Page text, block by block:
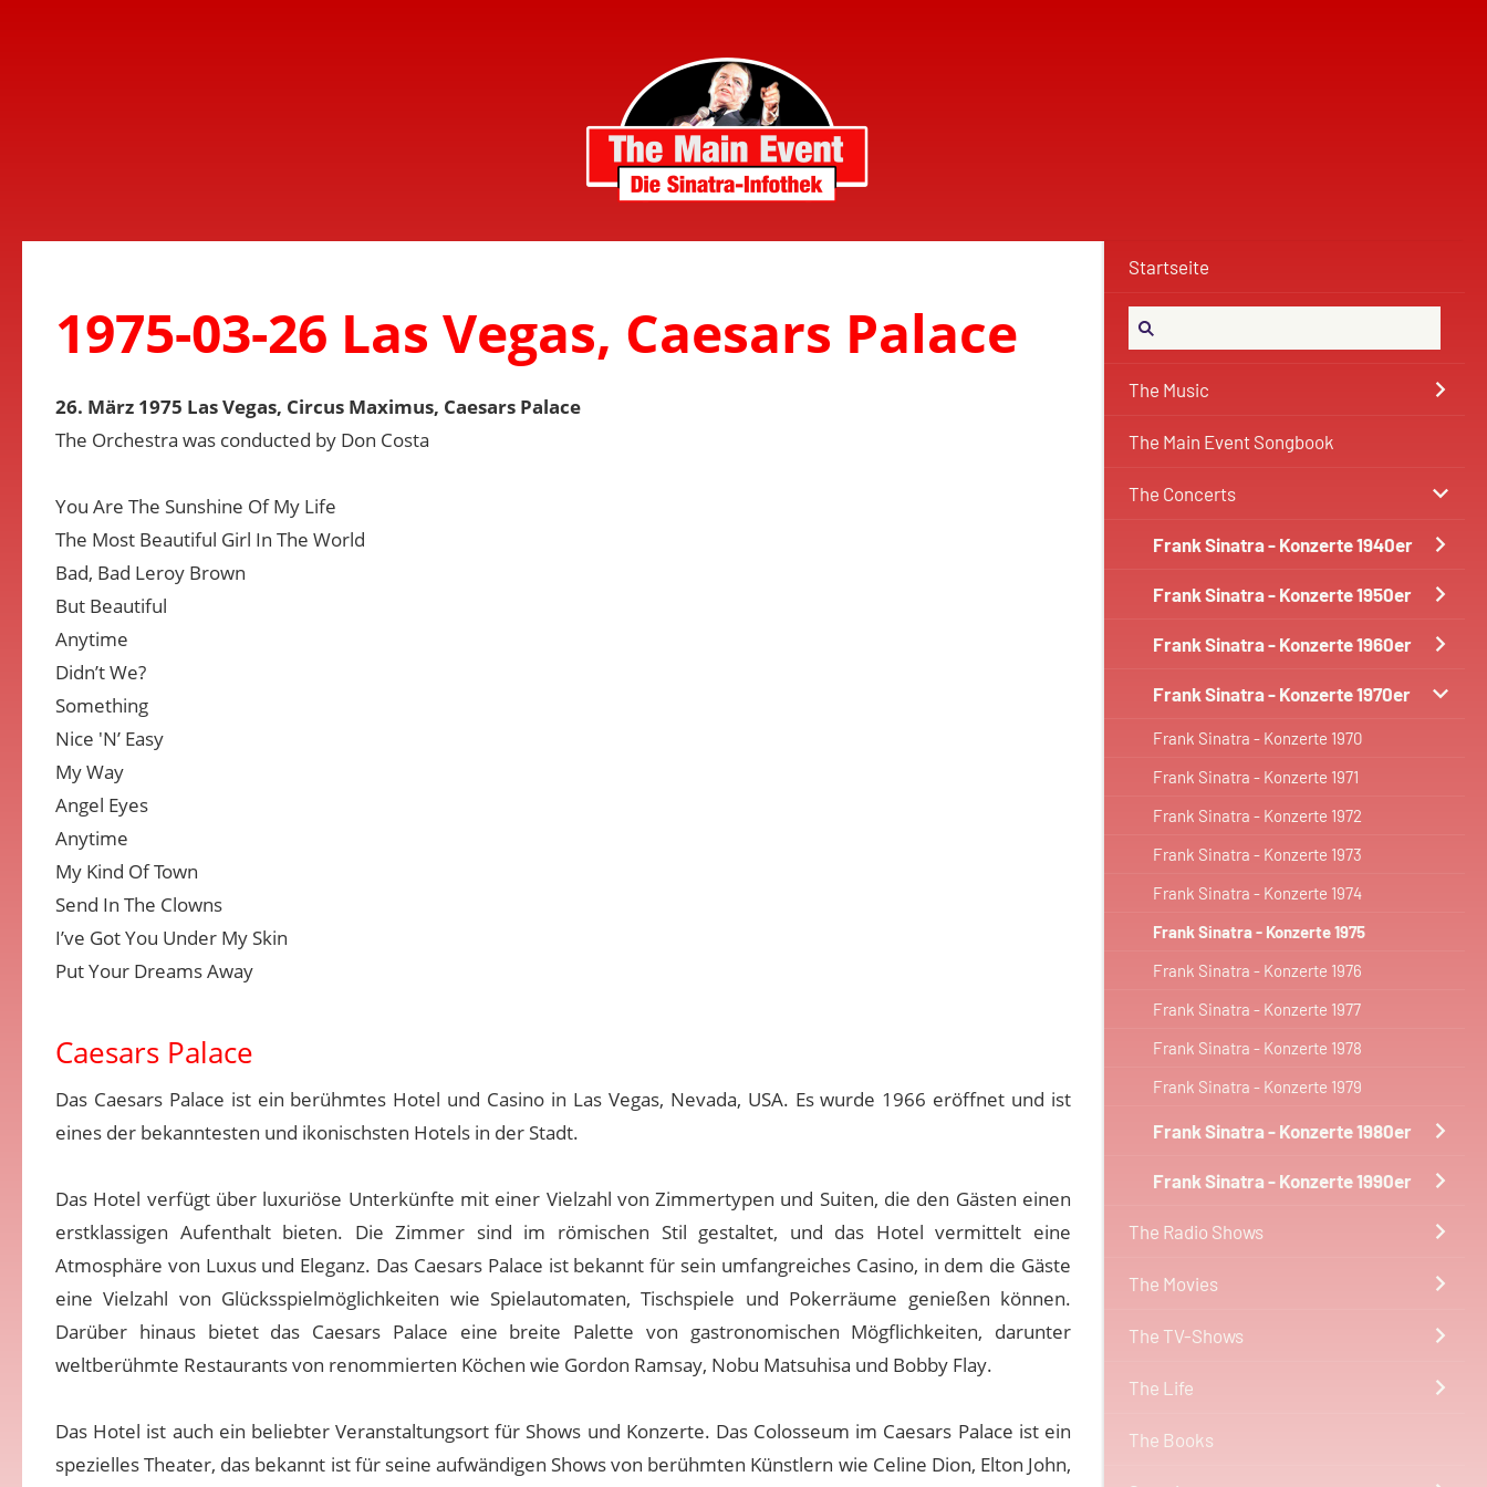
Startseite
The Music
The Main Event Songbook
The Concerts
Frank Sinatra - Konzerte 1940er
Frank Sinatra - Konzerte 1950er
Frank Sinatra - Konzerte 1960er
Frank Sinatra - Konzerte 1970er
Frank Sinatra - Konzerte 1970
Frank Sinatra - Konzerte 1971
Frank Sinatra - Konzerte 1972
Frank Sinatra - Konzerte 1973
Frank Sinatra - Konzerte 1974
Frank Sinatra - Konzerte 1975
Frank Sinatra - Konzerte 1976
Frank Sinatra - Konzerte 1977
Frank Sinatra - Konzerte 1978
Frank Sinatra - Konzerte 1979
Frank Sinatra - Konzerte 1980er
Frank Sinatra - Konzerte 1990er
The Radio Shows
The Movies
The TV-Shows
The Life
The Books
1975-03-26 Las Vegas, Caesars Palace
26. März 1975 Las Vegas, Circus Maximus, Caesars Palace
The Orchestra was conducted by Don Costa
You Are The Sunshine Of My Life
The Most Beautiful Girl In The World
Bad, Bad Leroy Brown
But Beautiful
Anytime
Didn’t We?
Something
Nice 'N’ Easy
My Way
Angel Eyes
Anytime
My Kind Of Town
Send In The Clowns
I’ve Got You Under My Skin
Put Your Dreams Away
Caesars Palace
Das Caesars Palace ist ein berühmtes Hotel und Casino in Las Vegas, Nevada, USA. Es wurde 1966 eröffnet und ist
eines der bekanntesten und ikonischsten Hotels in der Stadt.
Das Hotel verfügt über luxuriöse Unterkünfte mit einer Vielzahl von Zimmertypen und Suiten, die den Gästen einen
erstklassigen Aufenthalt bieten. Die Zimmer sind im römischen Stil gestaltet, und das Hotel vermittelt eine
Atmosphäre von Luxus und Eleganz. Das Caesars Palace ist bekannt für sein umfangreiches Casino, in dem die Gäste
eine Vielzahl von Glücksspielmöglichkeiten wie Spielautomaten, Tischspiele und Pokerräume genießen können.
Darüber hinaus bietet das Caesars Palace eine breite Palette von gastronomischen Mögflichkeiten, darunter
weltberühmte Restaurants von renommierten Köchen wie Gordon Ramsay, Nobu Matsuhisa und Bobby Flay.
Das Hotel ist auch ein beliebter Veranstaltungsort für Shows und Konzerte. Das Colosseum im Caesars Palace ist ein
spezielles Theater, das bekannt ist für seine aufwändigen Shows von berühmten Künstlern wie Celine Dion, Elton John,